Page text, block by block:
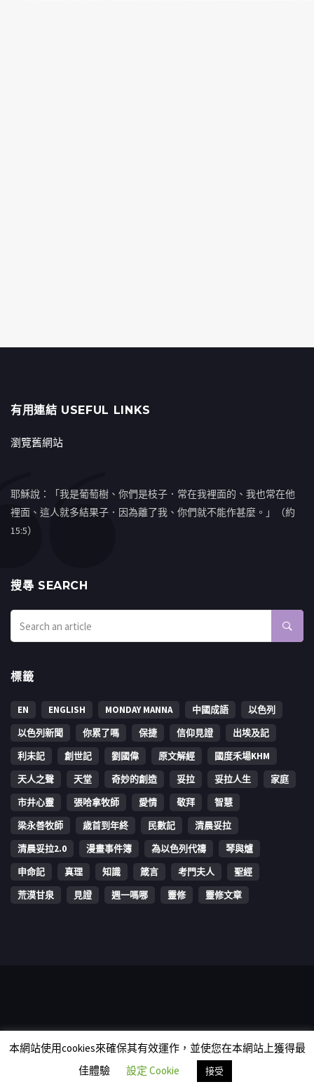
有用連結 USEFUL LINKS
瀏覽舊網站
耶穌說：「我是葡萄樹、你們是枝子．常在我裡面的、我也常在他
裡面、這人就多結果子．因為離了我、你們就不能作甚麼。」（約
15:5）
搜㝷 SEARCH
標籤
EN ENGLISH MONDAY MANNA 中國成語
以色列
以色列新聞
你累了嗎 保捷 信仰見證
出埃及記
利未記
創世記 劉國偉 原文解經
國度禾場KHM
天人之聲
天堂 奇妙的創造 妥拉 妥拉人生
家庭
市井心靈
張哈拿牧師 愛情 敬拜
智慧
梁永善牧師
歳首到年終 民數記
清晨妥拉
清晨妥拉2.0
漫畫事件簿 為以色列代禱
琴與爐
申命記
真理 知識 箴言 考門夫人
聖經
荒漠甘泉
見證 週一嗎哪 靈修 靈修文章
rights reserved.
本網站使用cookies來確保其有效運作，並使您在本網站上獲得最
佳體驗
設定 Cookie 接受